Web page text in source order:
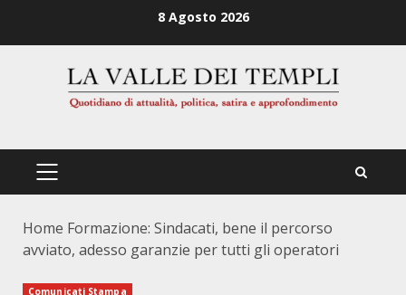
8 Agosto 2026
PRIMÄRES
Home Formazione: Sindacati, bene il percorso
avviato, adesso garanzie per tutti gli operatori
Comunicati Stampa